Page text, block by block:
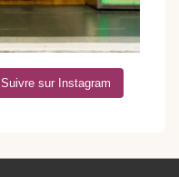
Suivre sur Instagram